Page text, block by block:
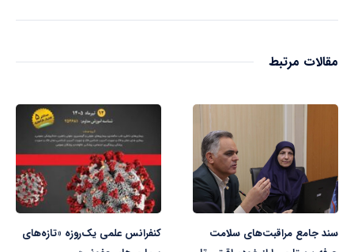
مقالات مرتبط
سند جامع مراقبت‌های سلامت
کنفرانس علمی یک‌روزه «تازه‌های